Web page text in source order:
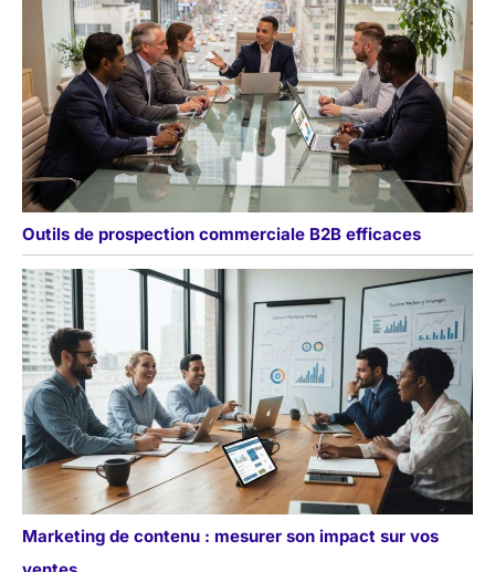
Outils de prospection commerciale B2B efficaces
Marketing de contenu : mesurer son impact sur vos